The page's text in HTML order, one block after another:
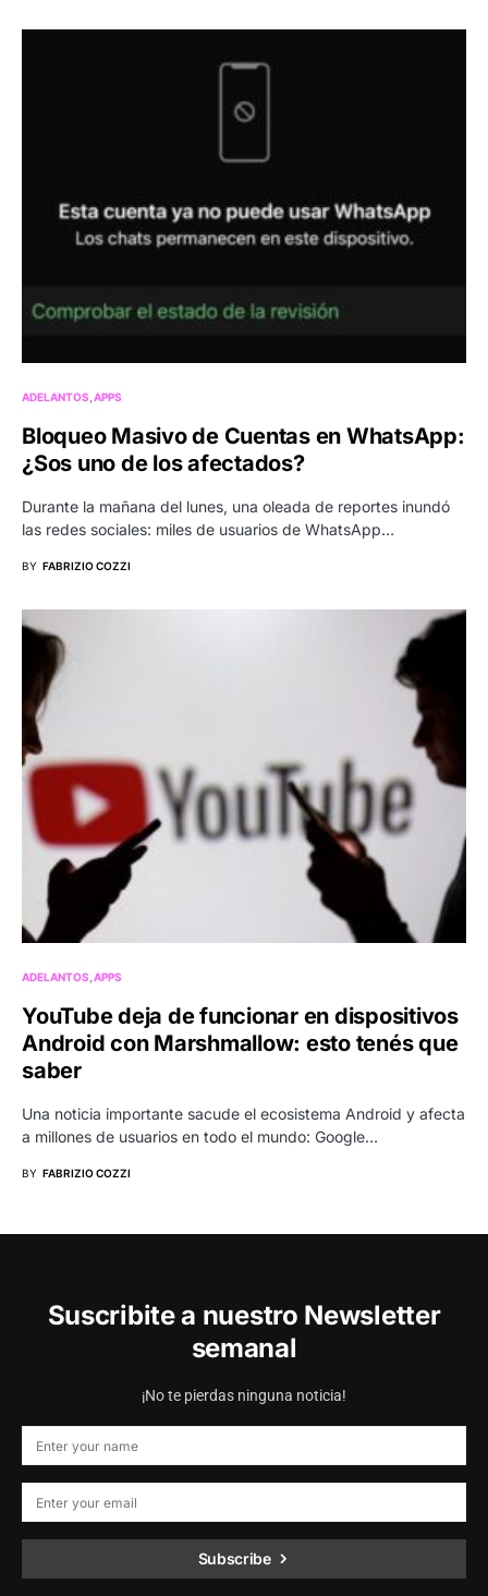
ADELANTOS APPS
Bloqueo Masivo de Cuentas en WhatsApp:
¿Sos uno de los afectados?
Durante la mañana del lunes, una oleada de reportes inundó
las redes sociales: miles de usuarios de WhatsApp…
BY FABRIZIO COZZI
ADELANTOS APPS
YouTube deja de funcionar en dispositivos
Android con Marshmallow: esto tenés que
saber
Una noticia importante sacude el ecosistema Android y afecta
a millones de usuarios en todo el mundo: Google…
BY FABRIZIO COZZI
Suscribite a nuestro Newsletter
semanal
¡No te pierdas ninguna noticia!
Subscribe